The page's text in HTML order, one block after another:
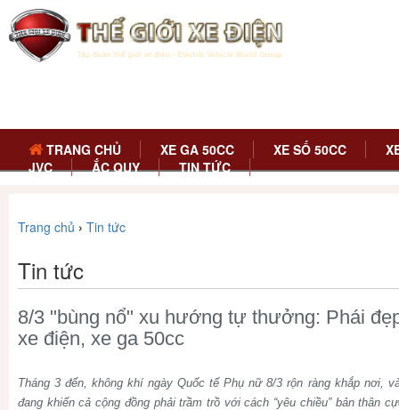
TRANG CHỦ XE GA 50CC XE SỐ 50CC
JVC
ẮC QUY TIN TỨC
Trang chủ › Tin tức
Tin tức
8/3 "bùng nổ" xu hướng tự thưởng: Phái
xe điện, xe ga 50cc
Tháng 3 đến, không khí ngày Quốc tế Phụ nữ 8/3 rộn ràng khắp nơi,
đang khiến cả cộng đồng phải trầm trồ với cách “yêu chiều” bản thân